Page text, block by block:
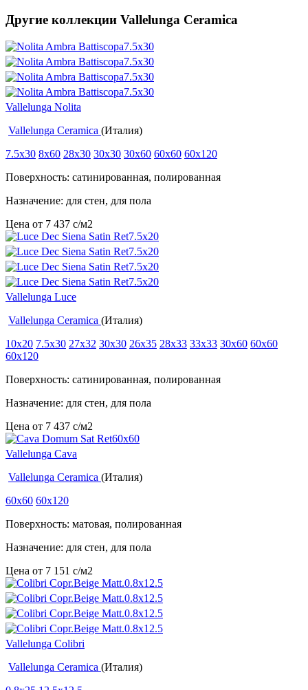
Другие коллекции Vallelunga Ceramica
Vallelunga Nolita
Vallelunga Ceramica (Италия)
7.5x30 8x60 28x30 30x30 30x60 60x60 60x120
Поверхность: сатинированная, полированная
Назначение: для стен, для пола
Цена от 7 437 c/м2
Vallelunga Luce
Vallelunga Ceramica (Италия)
10x20 7.5x30 27x32 30x30 26x35 28x33 33x33 30x60 60x60
60x120
Поверхность: сатинированная, полированная
Назначение: для стен, для пола
Цена от 7 437 c/м2
Vallelunga Cava
Vallelunga Ceramica (Италия)
60x60 60x120
Поверхность: матовая, полированная
Назначение: для стен, для пола
Цена от 7 151 c/м2
Vallelunga Colibri
Vallelunga Ceramica (Италия)